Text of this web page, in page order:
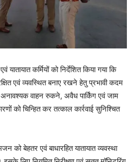
यातायात कर्मियों को निर्देशित किया गया कि
एवं व्यवस्थित बनाए रखने हेतु प्रभावी कदम
अनावश्यक वाहन रुकने, अवैध पार्किंग एवं जाम
को चिन्हित कर तत्काल कार्रवाई सुनिश्चित
को बेहतर एवं बाधारहित यातायात व्यवस्था